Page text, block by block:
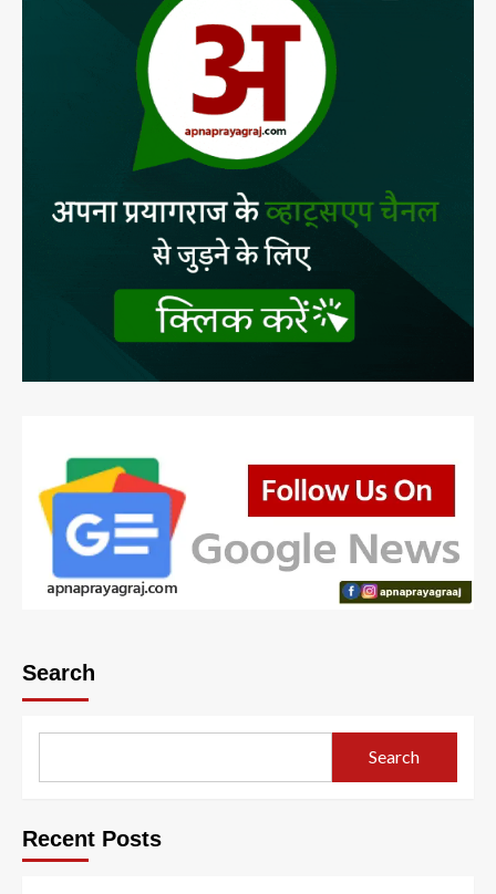
Search
Search
Recent Posts